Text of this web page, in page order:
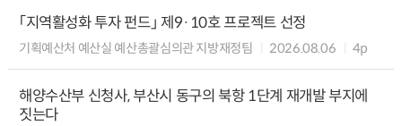
「지역활성화 투자 펀드」 제9·10호 프로젝트 선정
기획예산처 예산실 예산총괄심의관 지방재정팀 2026.08.06 4p
해양수산부 신청사, 부산시 동구의 북항 1단계 재개발 부지에
짓는다